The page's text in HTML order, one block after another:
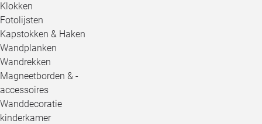
Klokken
Fotolijsten
Kapstokken & Haken
Wandplanken
Wandrekken
Magneetborden & -
accessoires
Wanddecoratie
kinderkamer